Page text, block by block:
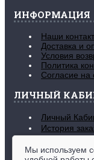
ИНФОРМАЦИЯ
Наши
Доставка и
Условия
Политика
Согласие на
ЛИЧНЫЙ
Личный
История
Закладки (0)
Рассылка
Мы используем